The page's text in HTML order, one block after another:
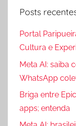
Posts
Portal
Cultura e
Meta AI: saiba
WhatsApp
Briga entre
apps; entenda